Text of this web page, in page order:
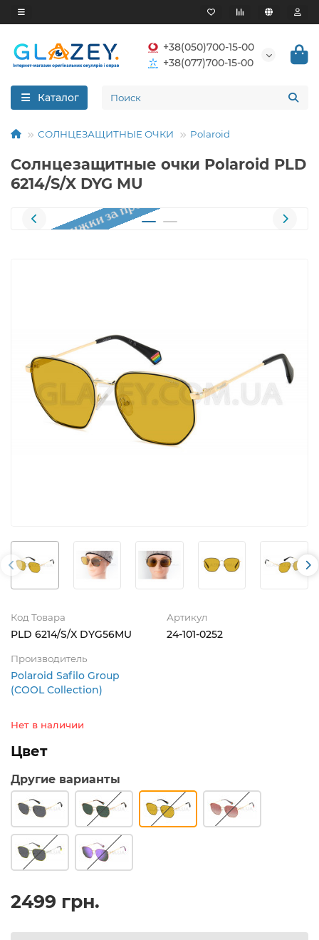
+38(050)700-15-00
+38(077)700-15-00
Каталог
СОЛНЦЕЗАЩИТНЫЕ ОЧКИ Polaroid
Солнцезащитные очки Polaroid PLD
6214/S/X DYG MU
Код Товара
PLD 6214/S/X DYG56MU
Артикул
24-101-0252
Производитель
Polaroid Safilo Group
(COOL Collection)
Нет в наличии
Цвет
Другие варианты
2499 грн.